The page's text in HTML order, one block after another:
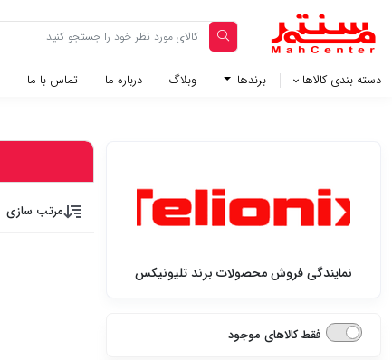
دسته بندی کالاها برندها وبلاگ‌ درباره ما تماس با ما
نمایندگی فروش محصولات برند تلیونیکس
فقط کالاهای موجود
مرتب سازی